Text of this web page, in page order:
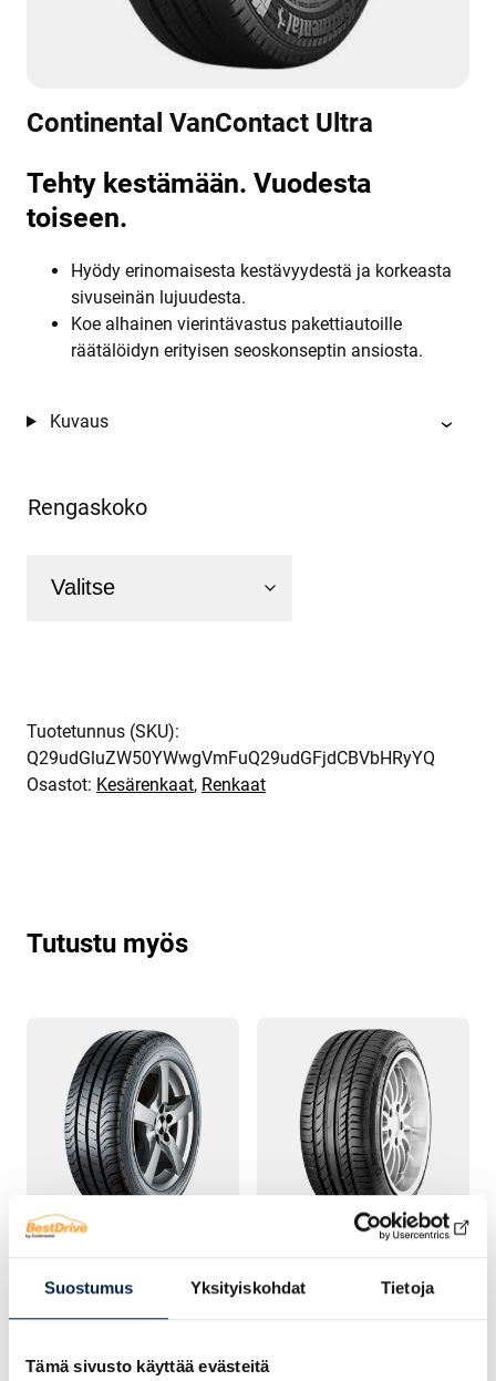
Suostumus Yksityiskohdat Tietoja
Tämä sivusto käyttää evästeitä
Continental VanContact Ultra
Tehty kestämään. Vuodesta
toiseen.
Hyödy erinomaisesta kestävyydestä ja korkeasta
sivuseinän lujuudesta.
Koe alhainen vierintävastus pakettiautoille
räätälöidyn erityisen seoskonseptin ansiosta.
Kuvaus
Rengaskoko
Tuotetunnus (SKU):
Q29udGluZW50YWwgVmFuQ29udGFjdCBVbHRyYQ
Osastot: Kesärenkaat, Renkaat
Tutustu myös
KESÄRENGAS
Continental
ContiVanContact 200
KESÄRENGAS
Continental